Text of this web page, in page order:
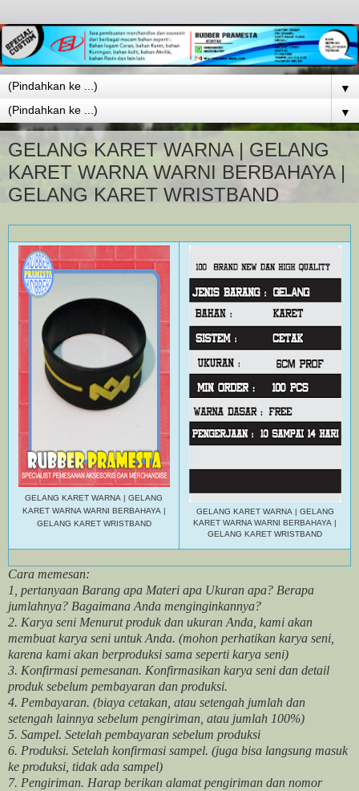
▼
▼
GELANG KARET WARNA | GELANG
KARET WARNA WARNI BERBAHAYA |
GELANG KARET WRISTBAND
GELANG KARET WARNA
GELANG
KARET WARNA WARNI BERBAHAYA|
GELANG KARET WRISTBAND
GELANG KARET WARNA| GELANG
KARET WARNA WARNI BERBAHAYA
GELANG KARET WRISTBAND
Cara memesan:
1, pertanyaan Barang apa Materi apa Ukuran apa? Berapa
jumlahnya? Bagaimana Anda menginginkannya?
2. Karya seni Menurut produk dan ukuran Anda, kami akan
membuat karya seni untuk Anda. (mohon perhatikan karya seni,
karena kami akan berproduksi sama seperti karya seni)
3. Konfirmasi pemesanan. Konfirmasikan karya seni dan detail
produk sebelum pembayaran dan produksi.
4. Pembayaran. (biaya cetakan, atau setengah jumlah dan
setengah lainnya sebelum pengiriman, atau jumlah 100%)
5. Sampel. Setelah pembayaran sebelum produksi
6. Produksi. Setelah konfirmasi sampel. (juga bisa langsung masuk
ke produksi, tidak ada sampel)
7. Pengiriman. Harap berikan alamat pengiriman dan nomor